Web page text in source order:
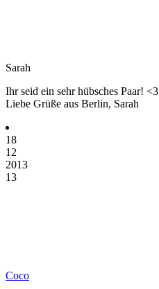
Sarah
Ihr seid ein sehr hübsches Paar! <3
Liebe Grüße aus Berlin, Sarah
18
12
2013
13
Coco